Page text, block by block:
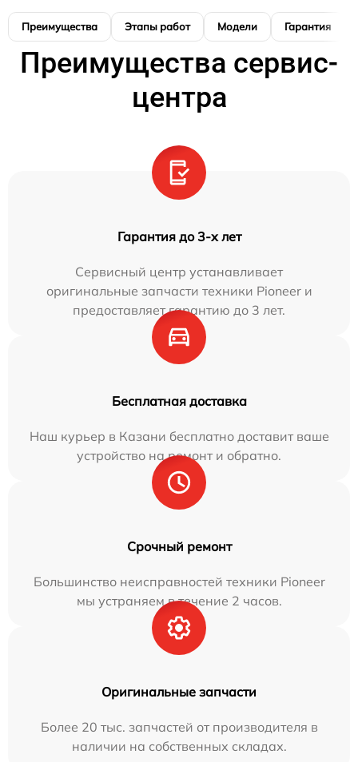
Преимущества Этапы работ Модели Гарантия
Преимущества сервис-
центра
Гарантия до 3-х лет
Сервисный центр устанавливает
оригинальные запчасти техники Pioneer и
предоставляет гарантию до 3 лет.
Бесплатная доставка
Наш курьер в Казани бесплатно доставит ваше
устройство на ремонт и обратно.
Срочный ремонт
Большинство неисправностей техники Pioneer
мы устраняем в течение 2 часов.
Оригинальные запчасти
Более 20 тыс. запчастей от производителя в
наличии на собственных складах.